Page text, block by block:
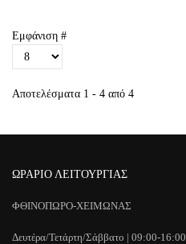
Εμφάνιση #
Αποτελέσματα 1 - 4 από 4
ΩΡΑΡΙΟ ΛΕΙΤΟΥΡΓΙΑΣ
ΦΘΙΝΟΠΩΡΟ-ΧΕΙΜΩΝΑΣ
Δευτέρα/Τετάρτη/Σάββατο | 09:00-16:00